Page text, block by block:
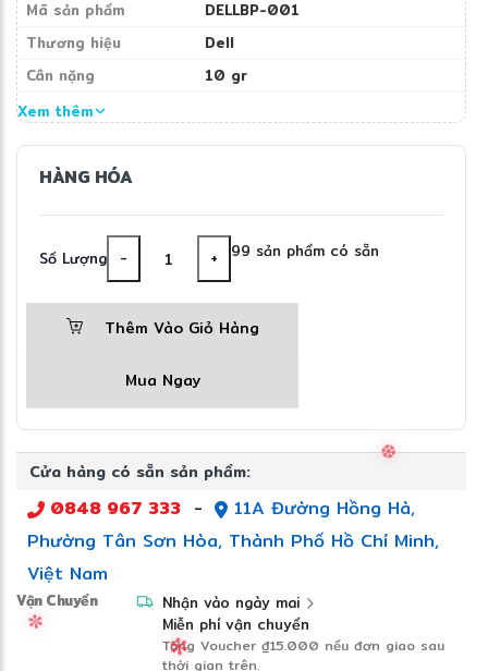
Mã sản phẩm
DELLBP-001
Thương hiệu
Dell
Cân nặng
10 gr
Xem thêm
HÀNG HÓA
Số Lượng - + 99 sản phẩm có sẵn
Thêm Vào Giỏ Hàng
Mua Ngay
Cửa hàng có sẵn sản phẩm:
0848 967 333 -
11A Đường Hồng Hà,
Phường Tân Sơn Hòa, Thành Phố Hồ Chí Minh,
Việt Nam
Vận Chuyển
Nhận vào ngày mai
Miễn phí vận chuyển
Tặng Voucher ₫15.000 nếu đơn giao sau
thời gian trên.